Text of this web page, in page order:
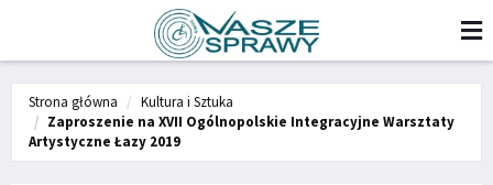
Strona główna
Kultura i Sztuka
Zaproszenie na XVII Ogólnopolskie Integracyjne Warsztaty
Artystyczne Łazy 2019